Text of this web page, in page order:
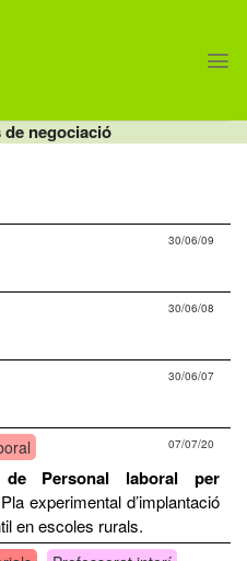
negociació
30/06/09
30/06/08
30/06/07
07/07/20
de Personal laboral per
experimental d’implantació
en escoles rurals.